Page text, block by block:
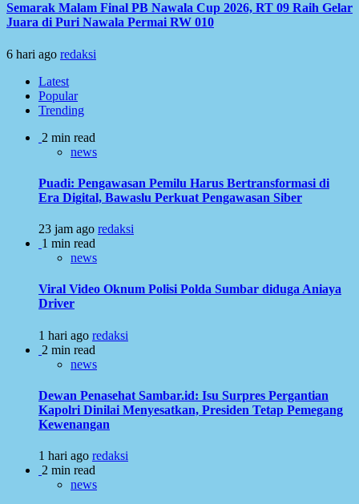
Semarak Malam Final PB Nawala Cup 2026, RT 09 Raih Gelar
Juara di Puri Nawala Permai RW 010
6 hari ago redaksi
Latest
Popular
Trending
2 min read
news
Puadi: Pengawasan Pemilu Harus Bertransformasi di
Era Digital, Bawaslu Perkuat Pengawasan Siber
23 jam ago redaksi
1 min read
news
Viral Video Oknum Polisi Polda Sumbar diduga Aniaya
Driver
1 hari ago redaksi
2 min read
news
Dewan Penasehat Sambar.id: Isu Surpres Pergantian
Kapolri Dinilai Menyesatkan, Presiden Tetap Pemegang
Kewenangan
1 hari ago redaksi
2 min read
news